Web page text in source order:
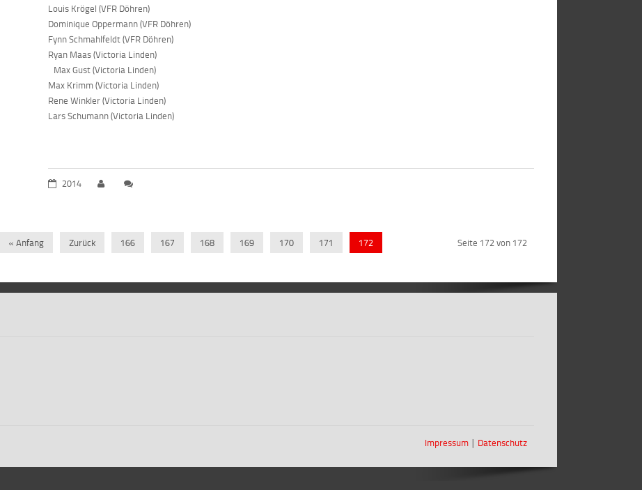
Louis Krögel (VFR Döhren)
Dominique Oppermann (VFR Döhren)
Fynn Schmahlfeldt (VFR Döhren)
Ryan Maas (Victoria Linden)
Max Gust (Victoria Linden)
Max Krimm (Victoria Linden)
Rene Winkler (Victoria Linden)
Lars Schumann (Victoria Linden)
2014
Seite 172 von 172
« Anfang Zurück 166 167 168 169 170 171 172
Impressum∣ Datenschutz